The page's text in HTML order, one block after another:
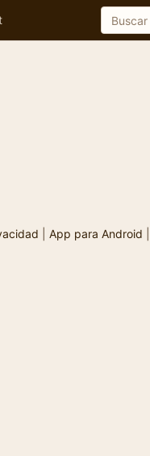
App para Android